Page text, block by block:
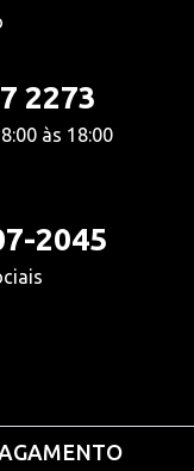
2273
às 18:00
2045